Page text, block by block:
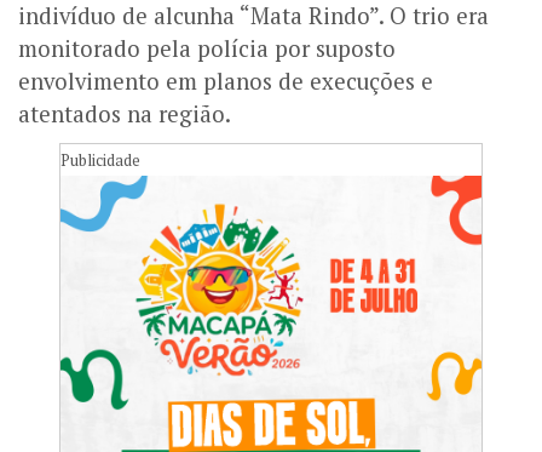
indivíduo de alcunha “Mata Rindo”. O trio era
monitorado pela polícia por suposto
envolvimento em planos de execuções e
atentados na região.
Publicidade